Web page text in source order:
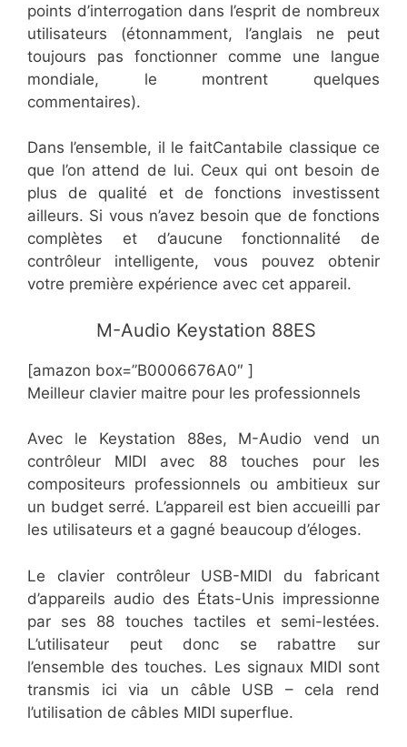
points d’interrogation dans l’esprit de nombreux
utilisateurs (étonnamment, l’anglais ne peut
toujours pas fonctionner comme une langue
mondiale, le montrent quelques
commentaires).
Dans l’ensemble, il le faitCantabile classique ce
que l’on attend de lui. Ceux qui ont besoin de
plus de qualité et de fonctions investissent
ailleurs. Si vous n’avez besoin que de fonctions
complètes et d’aucune fonctionnalité de
contrôleur intelligente, vous pouvez obtenir
votre première expérience avec cet appareil.
​ M-Audio Keystation 88ES
[amazon box=”​​B0006676A0″ ]
Meilleur clavier maitre pour les professionnels
Avec le Keystation 88es, M-Audio vend un
contrôleur MIDI avec 88 touches pour les
compositeurs professionnels ou ambitieux sur
un budget serré. L’appareil est bien accueilli par
les utilisateurs et a gagné beaucoup d’éloges.
Le clavier contrôleur USB-MIDI du fabricant
d’appareils audio des États-Unis impressionne
par ses 88 touches tactiles et semi-lestées.
L’utilisateur peut donc se rabattre sur
l’ensemble des touches. Les signaux MIDI sont
transmis ici via un câble USB – cela rend
l’utilisation de câbles MIDI superflue.